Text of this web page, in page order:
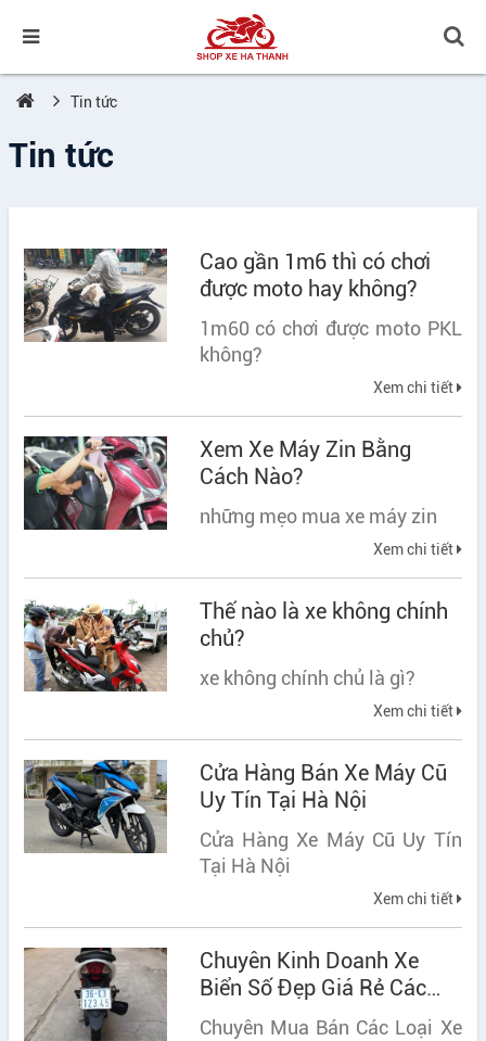
Tin tức
Tin tức
Cao gần 1m6 thì có chơi
được moto hay không?
1m60 có chơi được moto PKL
không?
Xem chi tiết
Xem Xe Máy Zin Bằng
Cách Nào?
những mẹo mua xe máy zin
Xem chi tiết
Thế nào là xe không chính
chủ?
xe không chính chủ là gì?
Xem chi tiết
Cửa Hàng Bán Xe Máy Cũ
Uy Tín Tại Hà Nội
Cửa Hàng Xe Máy Cũ Uy Tín
Tại Hà Nội
Xem chi tiết
Chuyên Kinh Doanh Xe
Biển Số Đẹp Giá Rẻ Các
Tỉnh
Chuyên Mua Bán Các Loại Xe